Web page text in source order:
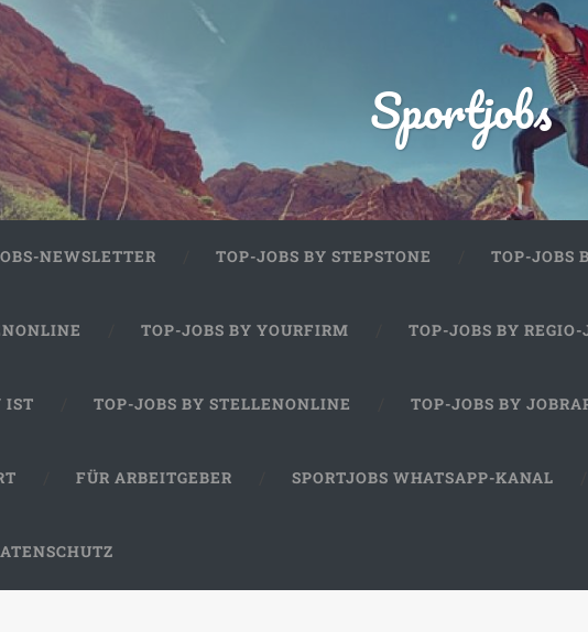
Sportjobs
NEWSLETTER TOP-JOBS BY STEPSTONE TOP-JOBS
TOP-JOBS BY YOURFIRM TOP-JOBS BY
IST TOP-JOBS BY STELLENONLINE TOP-JOBS BY
FÜR ARBEITGEBER SPORTJOBS WHATSAPP-KANAL